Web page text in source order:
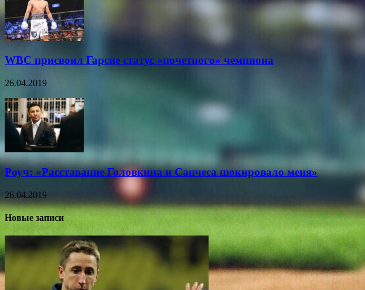
WBC присвоил Гарсие статус «почетного» чемпиона
26.04.2019
Роуч: «Расставание Головкина и Санчеса шокировало меня»
26.04.2019
Новые записи